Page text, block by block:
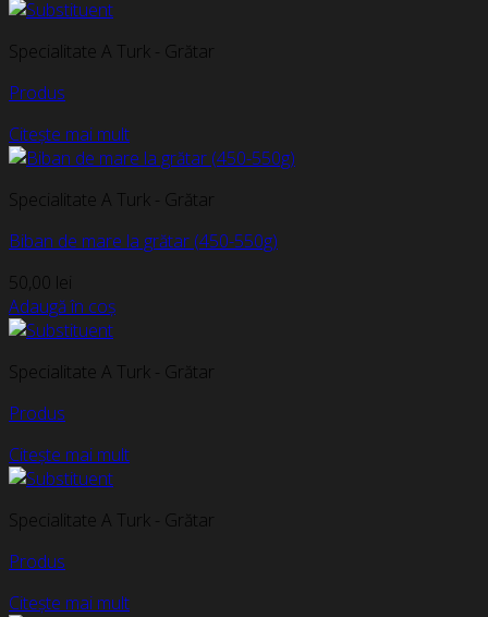
Specialitate A Turk - Grătar
Produs
Citește mai mult
Specialitate A Turk - Grătar
Biban de mare la grătar (450-550g)
50,00 lei
Adaugă în coș
Specialitate A Turk - Grătar
Produs
Citește mai mult
Specialitate A Turk - Grătar
Produs
Citește mai mult